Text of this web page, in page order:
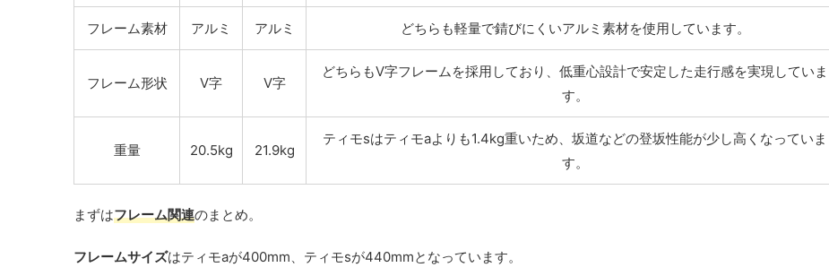
フレーム素材 アルミ アルミ どちらも軽量で錆びにくいアルミ素材を使用しています。
フレーム形状 V字 V字
どちらもV字フレームを採用しており、低重心設計で安定した走行感を実現していま
す。
重量 20.5kg 21.9kg
ティモsはティモaよりも1.4kg重いため、坂道などの登坂性能が少し高くなっていま
す。
まずはフレーム関連のまとめ。
フレームサイズはティモaが400mm、ティモsが440mmとなっています。